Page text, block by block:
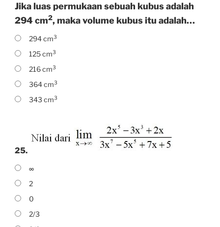
Jika luas permukaan sebuah kubus adalah
294 cm2, maka volume kubus itu adalah…
294 cm3
125 cm3
216 cm3
364 cm3
343 cm3
25.
∞
2
0
2/3